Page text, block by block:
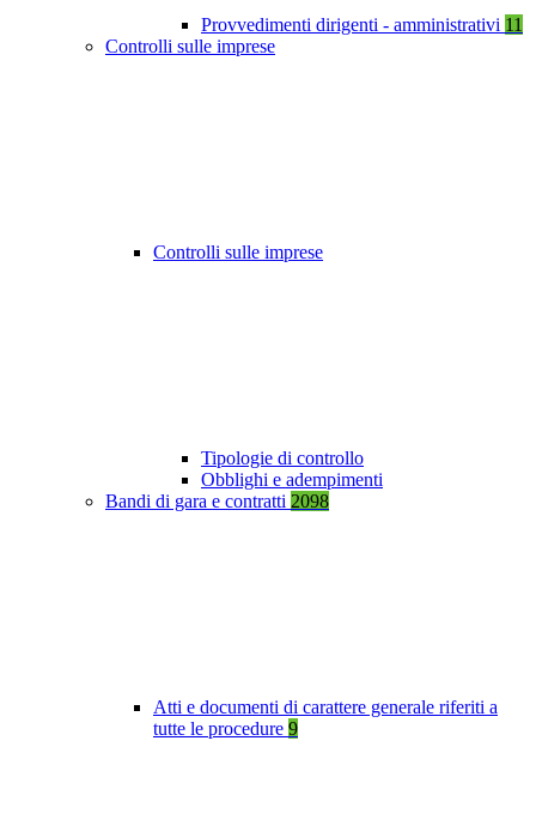
Provvedimenti dirigenti - amministrativi 11
Controlli sulle imprese
Controlli sulle imprese
Tipologie di controllo
Obblighi e adempimenti
Bandi di gara e contratti 2098
Atti e documenti di carattere generale riferiti a
tutte le procedure 9